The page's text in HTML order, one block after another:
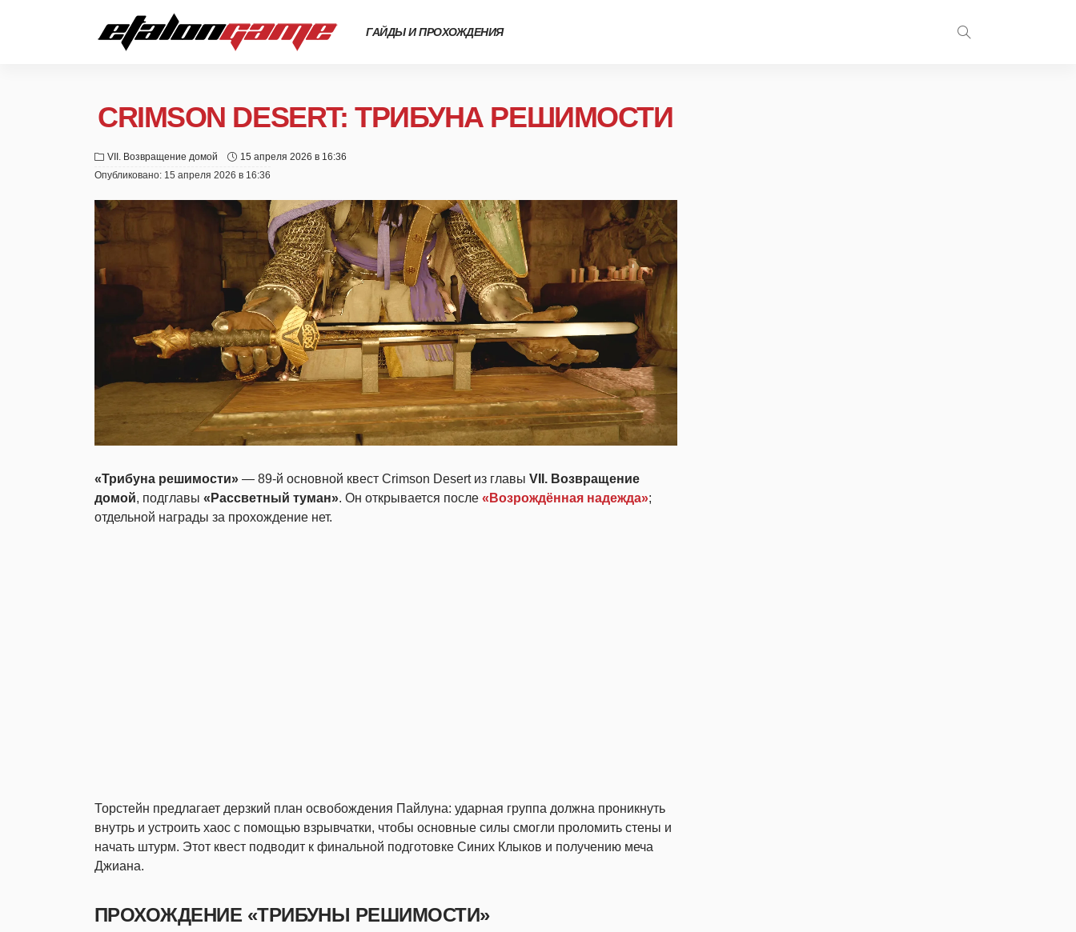
ГАЙДЫ И ПРОХОЖДЕНИЯ
CRIMSON DESERT: ТРИБУНА РЕШИМОСТИ
VII. Возвращение домой
15 апреля 2026 в 16:36
Опубликовано: 15 апреля 2026 в 16:36
«Трибуна решимости» — 89-й основной квест Crimson Desert из главы VII. Возвращение
домой, подглавы «Рассветный туман». Он открывается после «Возрождённая надежда»;
отдельной награды за прохождение нет.
Торстейн предлагает дерзкий план освобождения Пайлуна: ударная группа должна проникнуть
внутрь и устроить хаос с помощью взрывчатки, чтобы основные силы смогли проломить стены и
начать штурм. Этот квест подводит к финальной подготовке Синих Клыков и получению меча
Джиана.
ПРОХОЖДЕНИЕ «ТРИБУНЫ РЕШИМОСТИ»